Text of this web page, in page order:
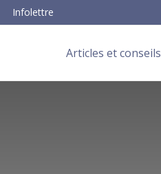
Infolettre
Articles et conseils